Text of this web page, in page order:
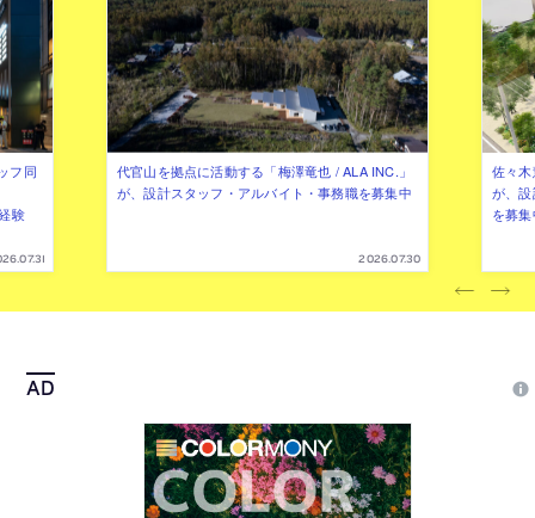
フ同
験
代官山を拠点に活動する「梅澤竜也 / ALA INC.」
が、設計スタッフ・アルバイト・事務職を募集中
2026.07.30
佐々
が、
を募